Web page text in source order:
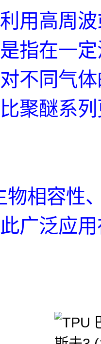
用高周
是指在一
不同气
聚醚系
物相容性
广泛应